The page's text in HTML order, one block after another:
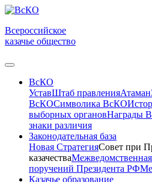
Всероссийское
казачье общество
ВсКО
УставШтаб правленияАтаман
ВсКОСимволика ВсКО
выборных органовНаграды
знаки различия
Законодательная база
Новая СтратегияСовет при
казачества
поручений Президента РФ
Казачье образование